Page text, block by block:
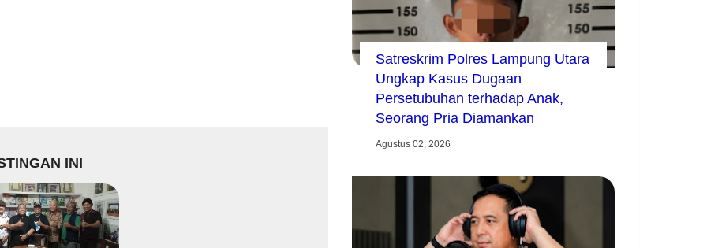
INI
Satreskrim Polres Lampung Utara
Ungkap Kasus Dugaan
Persetubuhan terhadap Anak,
Seorang Pria Diamankan
Agustus 02, 2026